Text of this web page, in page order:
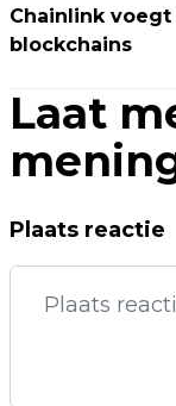
Chainlink
blockchains
Laat
Plaats reactie